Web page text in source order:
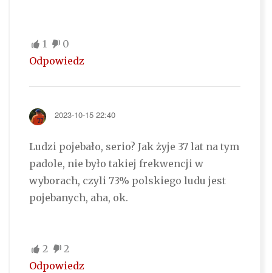
1
0
Odpowiedz
2023-10-15 22:40
Ludzi pojebało, serio? Jak żyje 37 lat na tym
padole, nie było takiej frekwencji w
wyborach, czyli 73% polskiego ludu jest
pojebanych, aha, ok.
2
2
Odpowiedz